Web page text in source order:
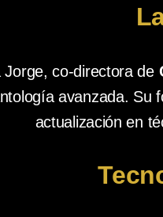
co-directora de
avanzada. Su
actualización en